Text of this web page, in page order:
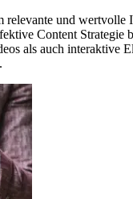
relevante und
Content
als auch interaktive